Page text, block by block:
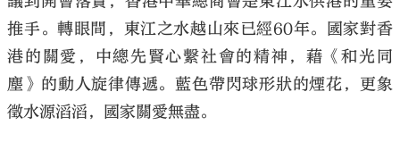
推手。轉眼間，東江之水越山來已經60年。國家對香
港的關愛，中總先賢心繫社會的精神，藉《和光同
塵》的動人旋律傳遞。藍色帶閃球形狀的煙花，更象
徵水源滔滔，國家關愛無盡。